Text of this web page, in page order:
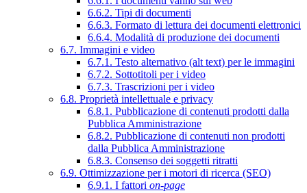
6.6.2. Tipi di documenti
6.6.3. Formato di lettura dei documenti elettronici
6.6.4. Modalità di produzione dei documenti
6.7. Immagini e video
6.7.1. Testo alternativo (alt text) per le immagini
6.7.2. Sottotitoli per i video
6.7.3. Trascrizioni per i video
6.8. Proprietà intellettuale e privacy
6.8.1. Pubblicazione di contenuti prodotti dalla
Pubblica Amministrazione
6.8.2. Pubblicazione di contenuti non prodotti
dalla Pubblica Amministrazione
6.8.3. Consenso dei soggetti ritratti
6.9. Ottimizzazione per i motori di ricerca (SEO)
6.9.1. I fattori on-page